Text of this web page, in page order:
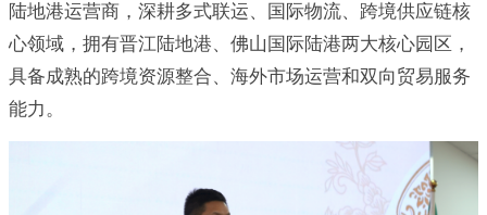
陆地港运营商，深耕多式联运、国际物流、跨境供应链核
心领域，拥有晋江陆地港、佛山国际陆港两大核心园区，
具备成熟的跨境资源整合、海外市场运营和双向贸易服务
能力。